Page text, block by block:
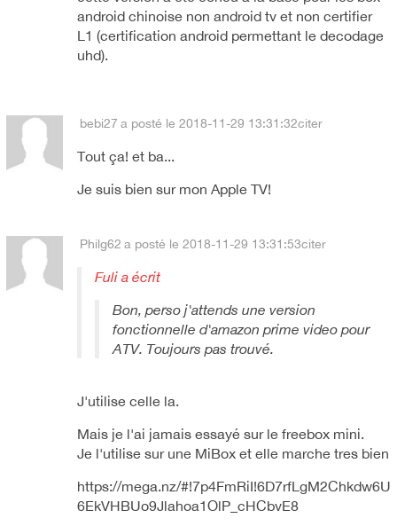
android chinoise non android tv et non certifier
L1 (certification android permettant le decodage
uhd).
bebi27 a posté le 2018-11-29 13:31:32citer
Tout ça! et ba...
Je suis bien sur mon Apple TV!
Philg62 a posté le 2018-11-29 13:31:53citer
Fuli a écrit
Bon, perso j'attends une version
fonctionnelle d'amazon prime video pour
ATV. Toujours pas trouvé.
J'utilise celle la.
Mais je l'ai jamais essayé sur le freebox mini.
Je l'utilise sur une MiBox et elle marche tres bien
https://mega.nz/#!7p4FmRiI!6D7rfLgM2Chkdw6U
6EkVHBUo9Jlahoa1OlP_cHCbvE8